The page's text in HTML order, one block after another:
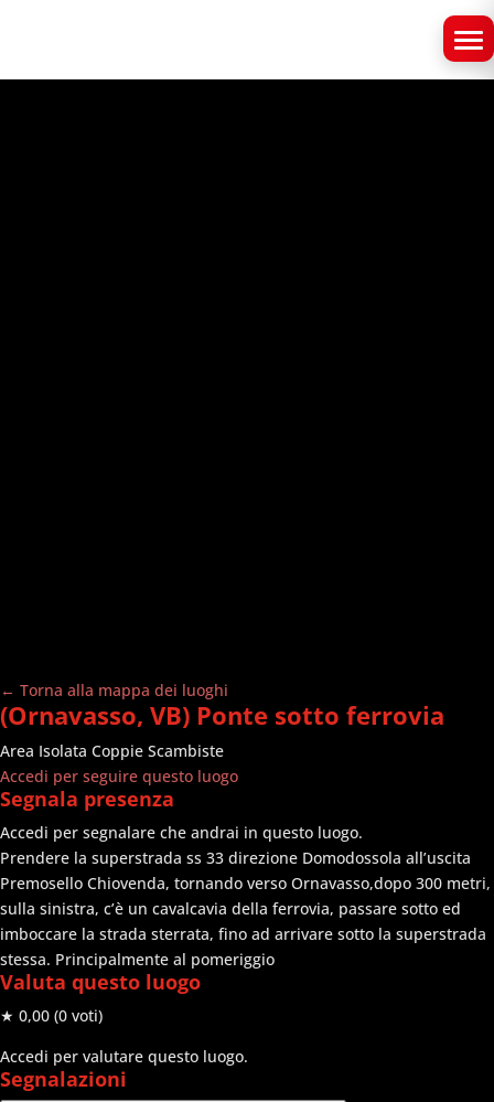
← Torna alla mappa dei luoghi
(Ornavasso, VB) Ponte sotto ferrovia
Area Isolata Coppie Scambiste
Accedi per seguire questo luogo
Segnala presenza
Accedi per segnalare che andrai in questo luogo.
Prendere la superstrada ss 33 direzione Domodossola all’uscita
Premosello Chiovenda, tornando verso Ornavasso,dopo 300 metri,
sulla sinistra, c’è un cavalcavia della ferrovia, passare sotto ed
imboccare la strada sterrata, fino ad arrivare sotto la superstrada
stessa. Principalmente al pomeriggio
Valuta questo luogo
★ 0,00 (0 voti)
Accedi per valutare questo luogo.
Segnalazioni